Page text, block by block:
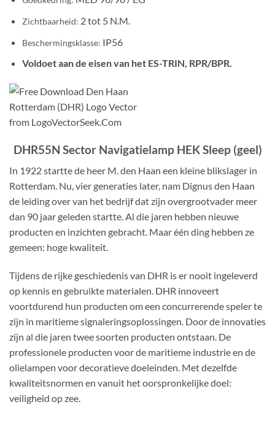
Zichtbaarheid: 2 tot 5 N.M.
Beschermingsklasse: IP56
Voldoet aan de eisen van het ES-TRIN, RPR/BPR.
DHR55N Sector Navigatielamp HEK Sleep (geel)
In 1922 startte de heer M. den Haan een kleine blikslager in
Rotterdam. Nu, vier generaties later, nam Dignus den Haan
de leiding over van het bedrijf dat zijn overgrootvader meer
dan 90 jaar geleden startte. Al die jaren hebben nieuwe
producten en inzichten gebracht. Maar één ding hebben ze
gemeen: hoge kwaliteit.
Tijdens de rijke geschiedenis van DHR is er nooit ingeleverd
op kennis en gebruikte materialen. DHR innoveert
voortdurend hun producten om een ​​concurrerende speler te
zijn in maritieme signaleringsoplossingen. Door de innovaties
zijn al die jaren twee soorten producten ontstaan. De
professionele producten voor de maritieme industrie en de
olielampen voor decoratieve doeleinden. Met dezelfde
kwaliteitsnormen en vanuit het oorspronkelijke doel:
veiligheid op zee.